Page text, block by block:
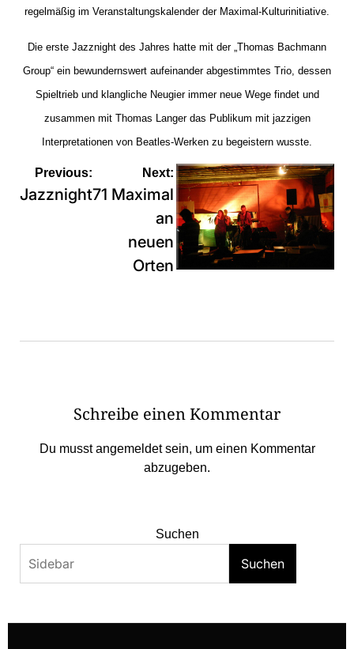
regelmäßig im Veranstaltungskalender der Maximal-Kulturinitiative.
Die erste Jazznight des Jahres hatte mit der „Thomas Bachmann
Group“ ein bewundernswert aufeinander abgestimmtes Trio, dessen
Spieltrieb und klangliche Neugier immer neue Wege findet und
zusammen mit Thomas Langer das Publikum mit jazzigen
Interpretationen von Beatles-Werken zu begeistern wusste.
Beitragsnavigation
Previous:
Jazznight71
Next:
Maximal
an
neuen
Orten
Schreibe einen Kommentar
Du musstangemeldetsein, um einen Kommentar
abzugeben.
Suchen
Suchen